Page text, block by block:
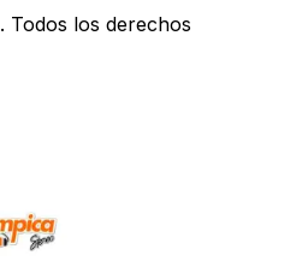
. Todos los derechos